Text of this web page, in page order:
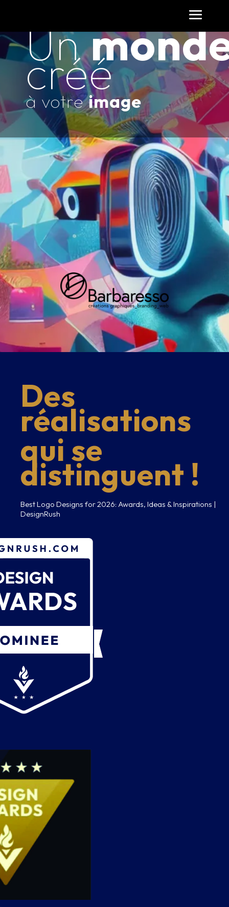
Un
créé
à votreimage
Des
réalisations
qui se
distinguent !
Best Logo Designs for 2026: Awards, Ideas & Inspirations |
DesignRush